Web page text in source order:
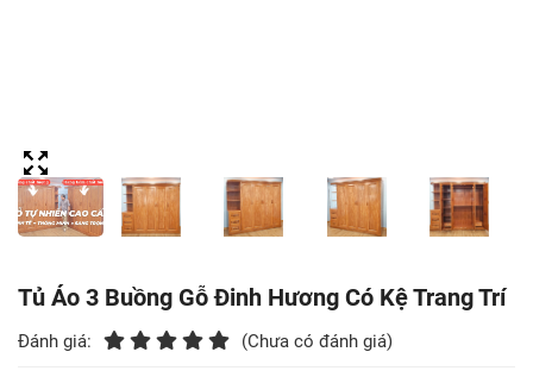
Ăn
Kệ
Tivi
Gỗ
Tủ Áo 3 Buồng Gỗ Đinh Hương Có Kệ Trang Trí
Đánh giá: (Chưa có đánh giá)